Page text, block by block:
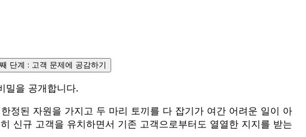
단계 : 고객 문제에 공감하기
밀을 공개합니다.
정된 자원을 가지고 두 마리 토끼를 다 잡기가 여간 어려운 일이 아
신규 고객을 유치하면서 기존 고객으로부터도 열열한 지지를 받는